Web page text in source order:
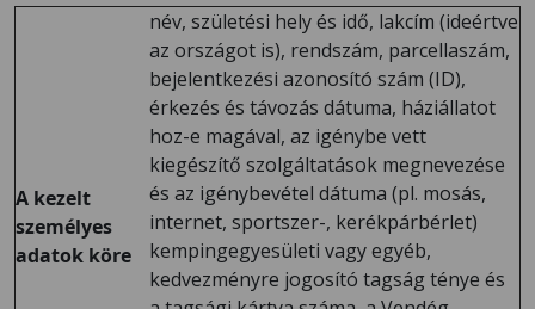
A kezelt
személyes
adatok köre
név, születési hely és idő, lakcím (ideértve
az országot is), rendszám, parcellaszám,
bejelentkezési azonosító szám (ID),
érkezés és távozás dátuma, háziállatot
hoz-e magával, az igénybe vett
kiegészítő szolgáltatások megnevezése
és az igénybevétel dátuma (pl. mosás,
internet, sportszer-, kerékpárbérlet)
kempingegyesületi vagy egyéb,
kedvezményre jogosító tagság ténye és